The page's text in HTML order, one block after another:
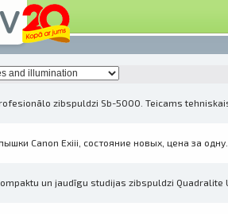
zibspuldzi Sb-5000. Teicams
Canon Exiii, состояние новых, цена за одну.
un jaudīgu studijas zibspuldzi